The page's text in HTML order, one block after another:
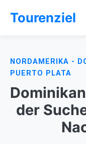
Tourenziel
NORDAMERIKA -
PUERTO PLATA
der